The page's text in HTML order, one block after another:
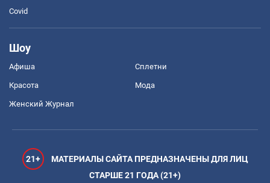
Covid
Шоу
Афиша Сплетни
Красота Мода
Женский Журнал
21+
МАТЕРИАЛЫ САЙТА ПРЕДНАЗНАЧЕНЫ ДЛЯ ЛИЦ
СТАРШЕ 21 ГОДА (21+)